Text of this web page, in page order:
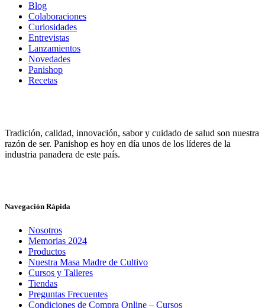
Blog
Colaboraciones
Curiosidades
Entrevistas
Lanzamientos
Novedades
Panishop
Recetas
Tradición, calidad, innovación, sabor y cuidado de salud son nuestra
razón de ser. Panishop es hoy en día unos de los líderes de la
industria panadera de este país.
Navegación Rápida
Nosotros
Memorias 2024
Productos
Nuestra Masa Madre de Cultivo
Cursos y Talleres
Tiendas
Preguntas Frecuentes
Condiciones de Compra Online – Cursos